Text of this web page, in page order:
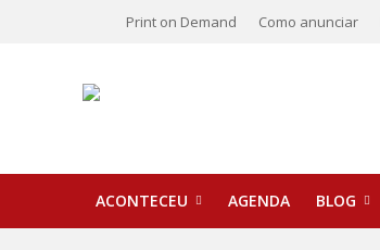
Print on Demand Como anunciar
ACONTECEU AGENDA BLOG